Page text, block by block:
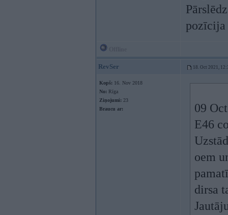
pozīcija
RevSer 18. Oct 2021,
Kopš: 16. Nov 2018
No: Rīga
Ziņojumi: 23
Braucu ar:
09
E46
oem
dirsa